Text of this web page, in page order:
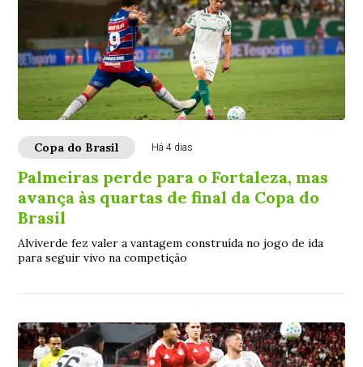
Copa do Brasil Há 4 dias
Palmeiras perde para o Fortaleza, mas
avança às quartas de final da Copa do
Brasil
Alviverde fez valer a vantagem construída no jogo de ida
para seguir vivo na competição